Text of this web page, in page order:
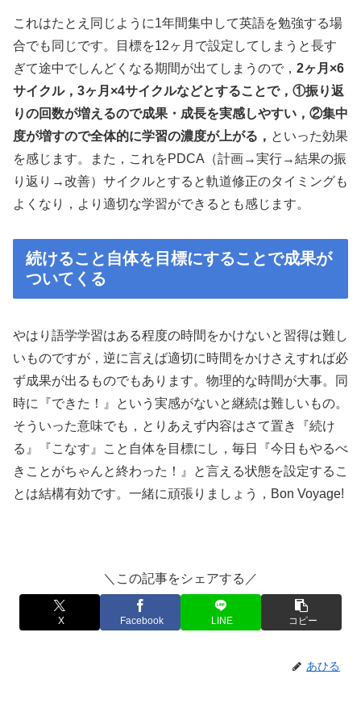
これはたとえ同じように1年間集中して英語を勉強する場
合でも同じです。目標を12ヶ月で設定してしまうと長す
ぎて途中でしんどくなる期間が出てしまうので， 2ヶ月×6
サイクル，3ヶ月×4サイクルなどとすることで，①振り返
りの回数が増えるので成果・成長を実感しやすい，②集中
度が増すので全体的に学習の濃度が上がる， といった効果
を感じます。また，これをPDCA（計画→実行→結果の振
り返り→改善）サイクルとすると軌道修正のタイミングも
よくなり，より適切な学習ができるとも感じます。
続けること自体を目標にすることで成果が
ついてくる
やはり語学学習はある程度の時間をかけないと習得は難し
いものですが，逆に言えば適切に時間をかけさえすれば必
ず成果が出るものでもあります。物理的な時間が大事。同
時に『できた！』という実感がないと継続は難しいもの。
そういった意味でも，とりあえず内容はさて置き『続け
る』『こなす』こと自体を目標にし，毎日『今日もやるべ
きことがちゃんと終わった！』と言える状態を設定するこ
とは結構有効です。一緒に頑張りましょう，Bon Voyage!
＼この記事をシェアする／
X Facebook LINE コピー
あひる